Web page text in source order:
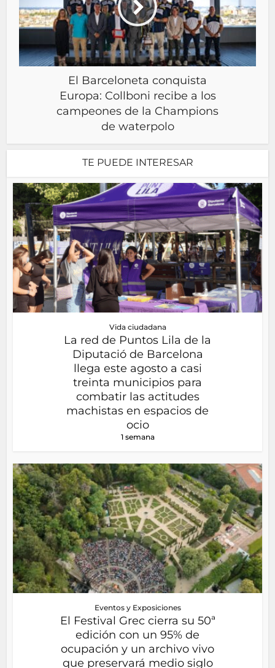
El Barceloneta conquista
Europa: Collboni recibe a los
campeones de la Champions
de waterpolo
TE PUEDE INTERESAR
Vida ciudadana
La red de Puntos Lila de la
Diputació de Barcelona
llega este agosto a casi
treinta municipios para
combatir las actitudes
machistas en espacios de
ocio
1 semana
Eventos y Exposiciones
El Festival Grec cierra su 50ª
edición con un 95% de
ocupación y un archivo vivo
que preservará medio siglo